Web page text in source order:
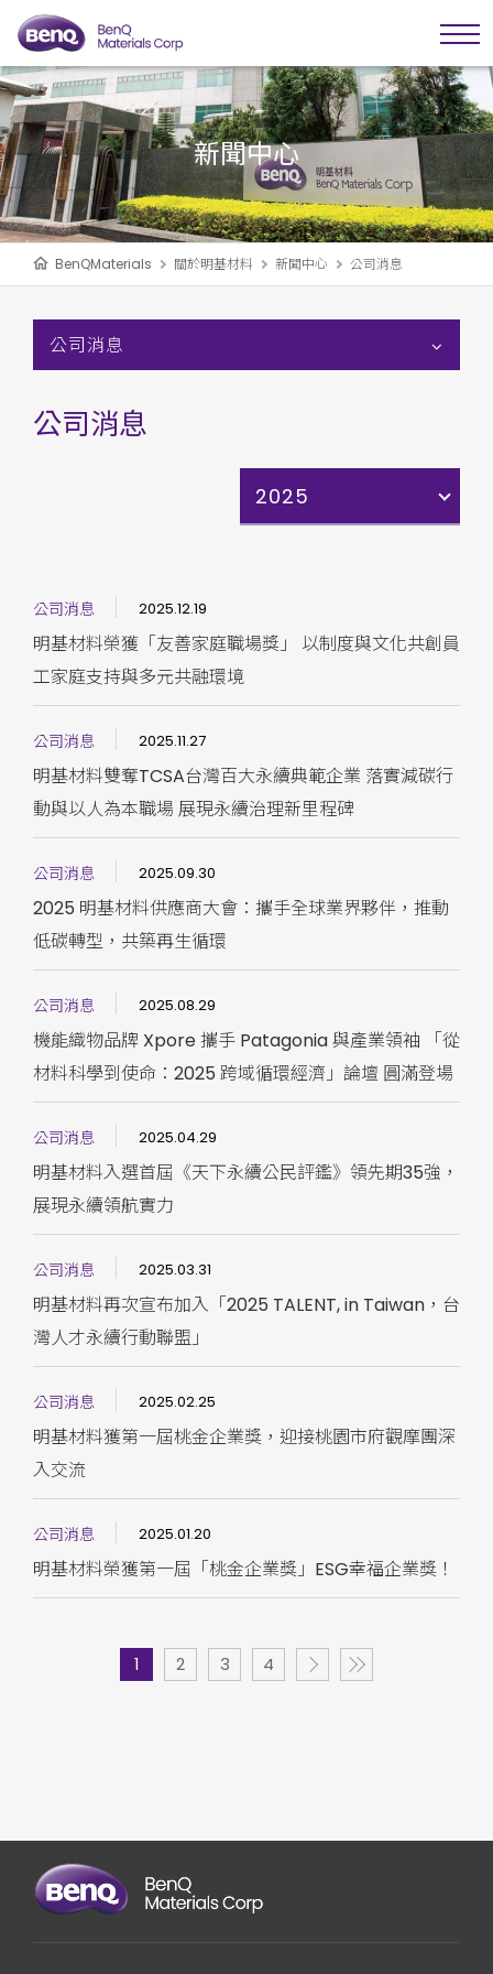
新聞中心
BenQMaterials 關於明基材料 新聞中心 公司消息
公司消息
公司消息
2025
公司消息 2025.12.19
明基材料榮獲「友善家庭職場獎」 以制度與文化共創員
工家庭支持與多元共融環境
公司消息 2025.11.27
明基材料雙奪TCSA台灣百大永續典範企業 落實減碳行
動與以人為本職場 展現永續治理新里程碑
公司消息 2025.09.30
2025 明基材料供應商大會：攜手全球業界夥伴，推動
低碳轉型，共築再生循環
公司消息 2025.08.29
機能織物品牌 Xpore 攜手 Patagonia 與產業領袖 「從
材料科學到使命：2025 跨域循環經濟」論壇 圓滿登場
公司消息 2025.04.29
明基材料入選首屆《天下永續公民評鑑》領先期35強，
展現永續領航實力
公司消息 2025.03.31
明基材料再次宣布加入「2025 TALENT, in Taiwan，台
灣人才永續行動聯盟」
公司消息 2025.02.25
明基材料獲第一屆桃金企業獎，迎接桃園市府觀摩團深
入交流
公司消息 2025.01.20
明基材料榮獲第一屆「桃金企業獎」ESG幸福企業獎！
1 2 3 4